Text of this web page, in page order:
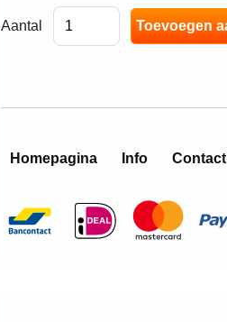
Aantal
Homepagina Info Contact